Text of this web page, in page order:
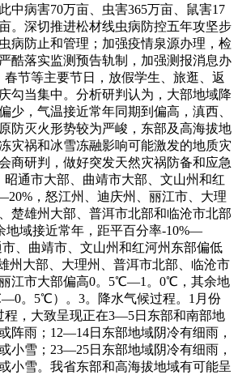
中病害70万亩、虫害365万亩、鼠害17
。深切推进松材线虫病防控五年攻坚步
病防止和管理；加强疫情泉源办理，检
酷落实监测预告轨制，加强测报消息办
节等主要节日，放假学生、旅逛、返
勾当集中。分析研判认为，大部地域降
少，气温接近常年同期到偏高，滇西、
防灭火形势较为严峻，东部及高海拔地
灾祸和冰雪冻融影响可能激发的地质灾
商研判，做好突发天然灾祸防备和应急
昭通市大部、曲靖市大部、文山州和红
，怒江州、迪庆州、丽江市、大理
楚雄州大部、普洱市北部和临沧市北部
地域接近常年，距平百分率-10%—
、曲靖市、文山州和红河州东部偏低
大部、大理州、普洱市北部、临沧市
江市大部偏高0。5℃—1。0℃，其余地
。5℃）。3。降水气候过程。1月份
程，大致呈现正在3—5日东部和南部地
阵雨；12—14日东部地域阴冷有细雨，
小雪；23—25日东部地域阴冷有细雨，
小雪。我省东部和高海拔地域有可能呈